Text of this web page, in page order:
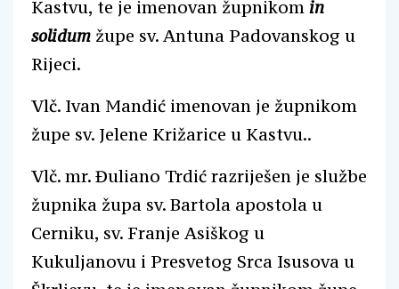
Kastvu, te je imenovan župnikom in
solidum župe sv. Antuna Padovanskog u
Rijeci.
Vlč. Ivan Mandić imenovan je župnikom
župe sv. Jelene Križarice u Kastvu..
Vlč. mr. Đuliano Trdić razriješen je službe
župnika župa sv. Bartola apostola u
Cerniku, sv. Franje Asiškog u
Kukuljanovu i Presvetog Srca Isusova u